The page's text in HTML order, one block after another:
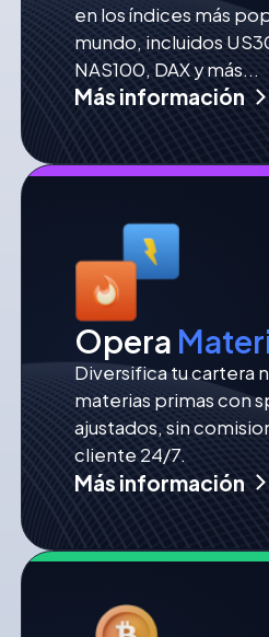
en los índices más
mundo, incluidos
NAS100, DAX y más...
Más información
Opera
Diversifica tu cartera
materias primas con
ajustados, sin
cliente 24/7.
Más información